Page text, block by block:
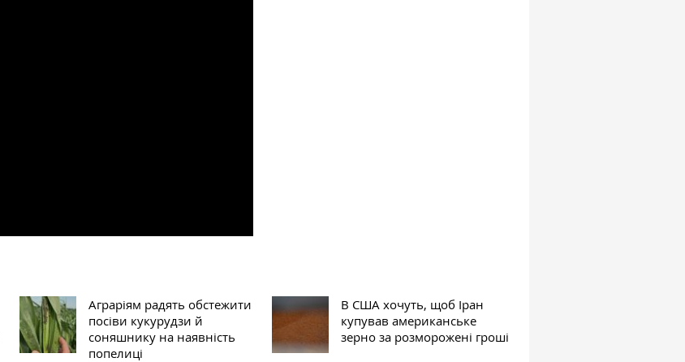
Аграріям радять обстежити
посіви кукурудзи й
соняшнику на наявність
попелиці
В США хочуть, щоб Іран
купував американське
зерно за розморожені гроші